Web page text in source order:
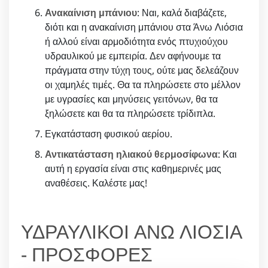
Ανακαίνιση μπάνιου: Ναι, καλά διαβάζετε,
διότι και η ανακαίνιση μπάνιου στα Άνω Λιόσια
ή αλλού είναι αρμοδιότητα ενός πτυχιούχου
υδραυλικού με εμπειρία. Δεν αφήνουμε τα
πράγματα στην τύχη τους, ούτε μας δελεάζουν
οι χαμηλές τιμές. Θα τα πληρώσετε στο μέλλον
με υγρασίες και μηνύσεις γειτόνων, θα τα
ξηλώσετε και θα τα πληρώσετε τρίδιπλα.
Εγκατάσταση φυσικού αερίου.
Αντικατάσταση ηλιακού θερμοσίφωνα: Και
αυτή η εργασία είναι στις καθημερινές μας
αναθέσεις. Καλέστε μας!
ΥΔΡΑΥΛΙΚΟΙ ΑΝΩ ΛΙΟΣΙΑ
- ΠΡΟΣΦΟΡΕΣ